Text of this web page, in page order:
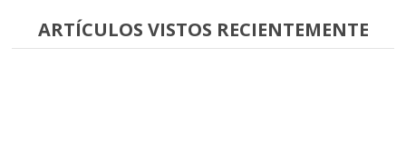
ARTÍCULOS VISTOS RECIENTEMENTE